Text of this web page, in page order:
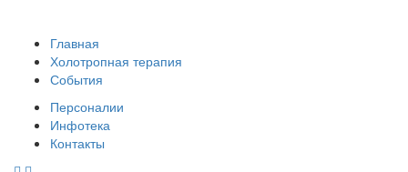
Главная
Холотропная терапия
События
Персоналии
Инфотека
Контакты